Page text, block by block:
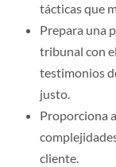
tácticas que
Prepara una
tribunal con
testimonios
justo.
Proporciona
cliente.